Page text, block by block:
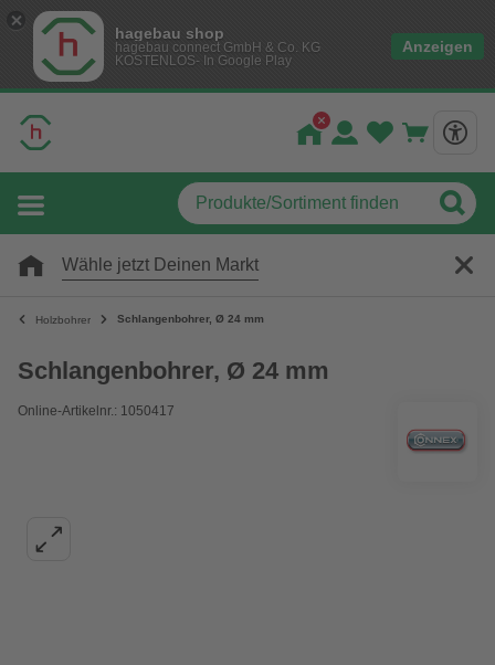
hagebau shop
hagebau connect GmbH & Co. KG
KOSTENLOS- In Google Play
Anzeigen
Wähle jetzt Deinen Markt
Holzbohrer Schlangenbohrer, Ø 24 mm
Schlangenbohrer, Ø 24 mm
Online-Artikelnr.: 1050417